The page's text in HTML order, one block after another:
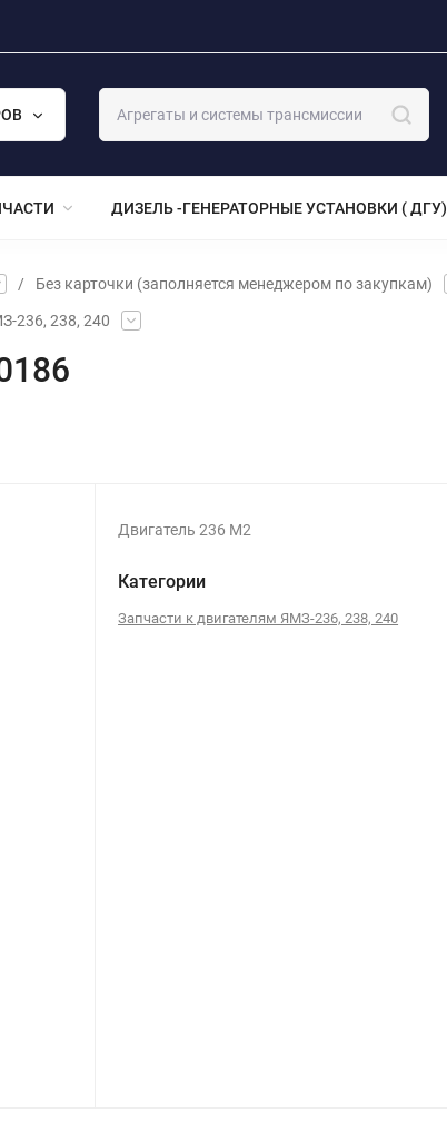
ДИЗЕЛЬ -ГЕНЕРАТОРНЫЕ УСТАНОВКИ ( ДГУ)
/ Без карточки (заполняется менеджером по закупкам)
236, 238, 240
Двигатель 236 М2
Категории
Запчасти к двигателям ЯМЗ-236, 238, 240